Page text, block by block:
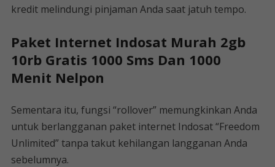
kredit melindungi pinjaman Anda saat jatuh tempo.
Paket Internet Indosat Murah 2gb
10rb Gratis 1000 Sms Dan 1000
Menit Nelpon
Sementara itu, fungsi “rollover” memungkinkan Anda
untuk berlangganan paket internet Indosat “Freedom
Unlimited” tanpa takut kehilangan langganan Anda
sebelumnya.